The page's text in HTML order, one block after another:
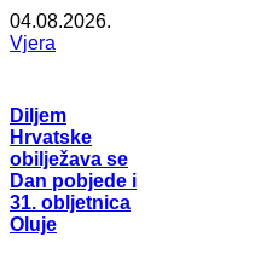
04.08.2026.
Vjera
Diljem
Hrvatske
obilježava se
Dan pobjede i
31. obljetnica
Oluje